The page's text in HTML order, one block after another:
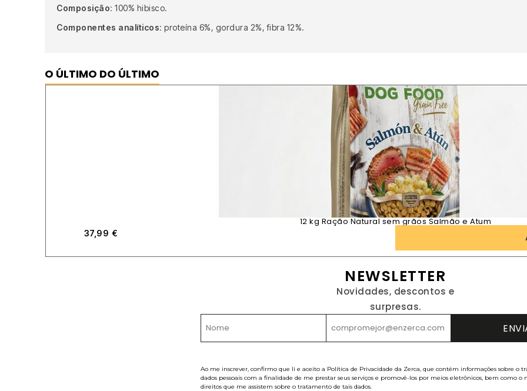
Composição: 100% hibisco.
Componentes analíticos: proteína 6%, gordura 2%, fibra 12%.
O ÚLTIMO DO ÚLTIMO
12 kg Ração Natural sem grãos Salmão e Atum
37,99 €
NEWSLETTER
Novidades, descontos e
surpresas.
Ao me inscrever, confirmo que li e aceito a Política de Privacidade da Zerca, que contém informações sobre o
dados pessoais com a finalidade de me prestar seus serviços e promovê-los por meios eletrônicos, bem como o
direitos que me assistem sobre o tratamento de tais dados.